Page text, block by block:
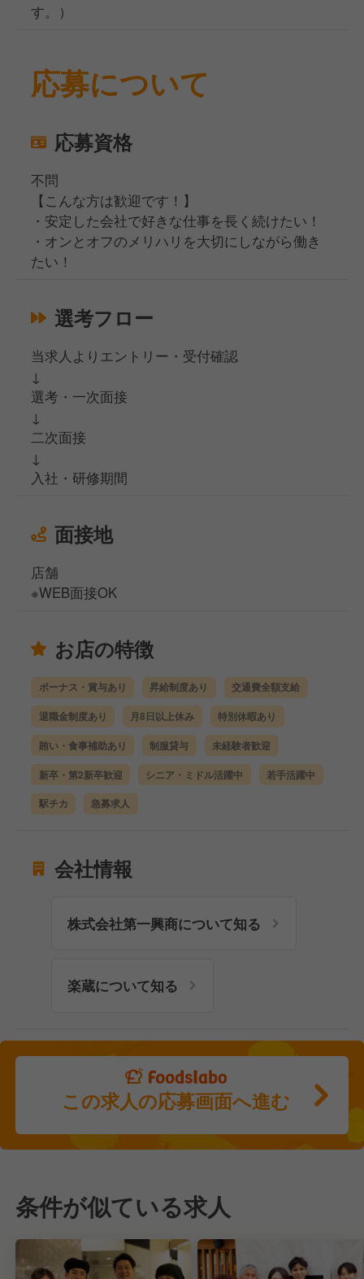
す。）
応募について
応募資格
不問
【こんな方は歓迎です！】
・安定した会社で好きな仕事を長く続けたい！
・オンとオフのメリハリを大切にしながら働き
たい！
選考フロー
当求人よりエントリー・受付確認
↓
選考・一次面接
↓
二次面接
↓
入社・研修期間
面接地
店舗
※WEB面接OK
お店の特徴
ボーナス・賞与あり 昇給制度あり 交通費全額支給
退職金制度あり 月8日以上休み 特別休暇あり
賄い・食事補助あり 制服貸与 未経験者歓迎
新卒・第2新卒歓迎 シニア・ミドル活躍中 若手活躍中
駅チカ 急募求人
会社情報
株式会社第一興商について知る
楽蔵について知る
この求人の応募画面へ進む
条件が似ている求人